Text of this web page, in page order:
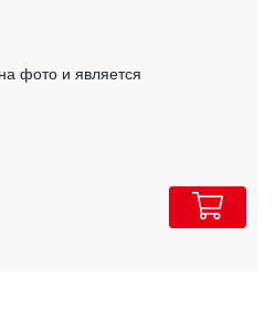
фото и является